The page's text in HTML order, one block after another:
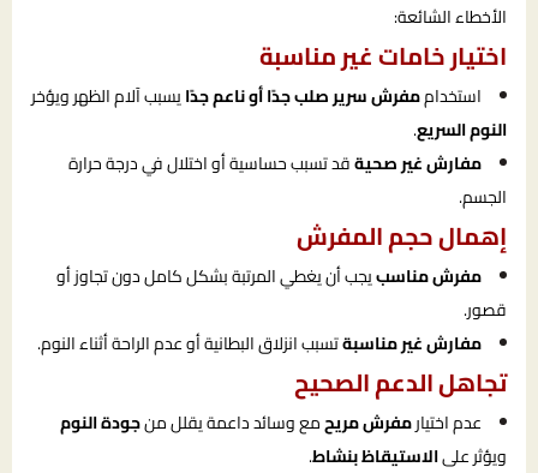
الأخطاء الشائعة:
اختيار خامات غير مناسبة
استخداممفرش سرير صلب جدًا أو ناعم جدًايسبب آلام الظهر ويؤخر
النوم السريع.
مفارش غير صحيةقد تسبب حساسية أو اختلال في درجة حرارة
الجسم.
إهمال حجم المفرش
مفرش مناسبيجب أن يغطي المرتبة بشكل كامل دون تجاوز أو
قصور.
مفارش غير مناسبةتسبب انزلاق البطانية أو عدم الراحة أثناء النوم.
تجاهل الدعم الصحيح
عدم اختيارمفرش مريحمع وسائد داعمة يقلل منجودة النوم
ويؤثر علىالاستيقاظ بنشاط.